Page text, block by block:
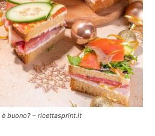
buono? – ricettasprint.it